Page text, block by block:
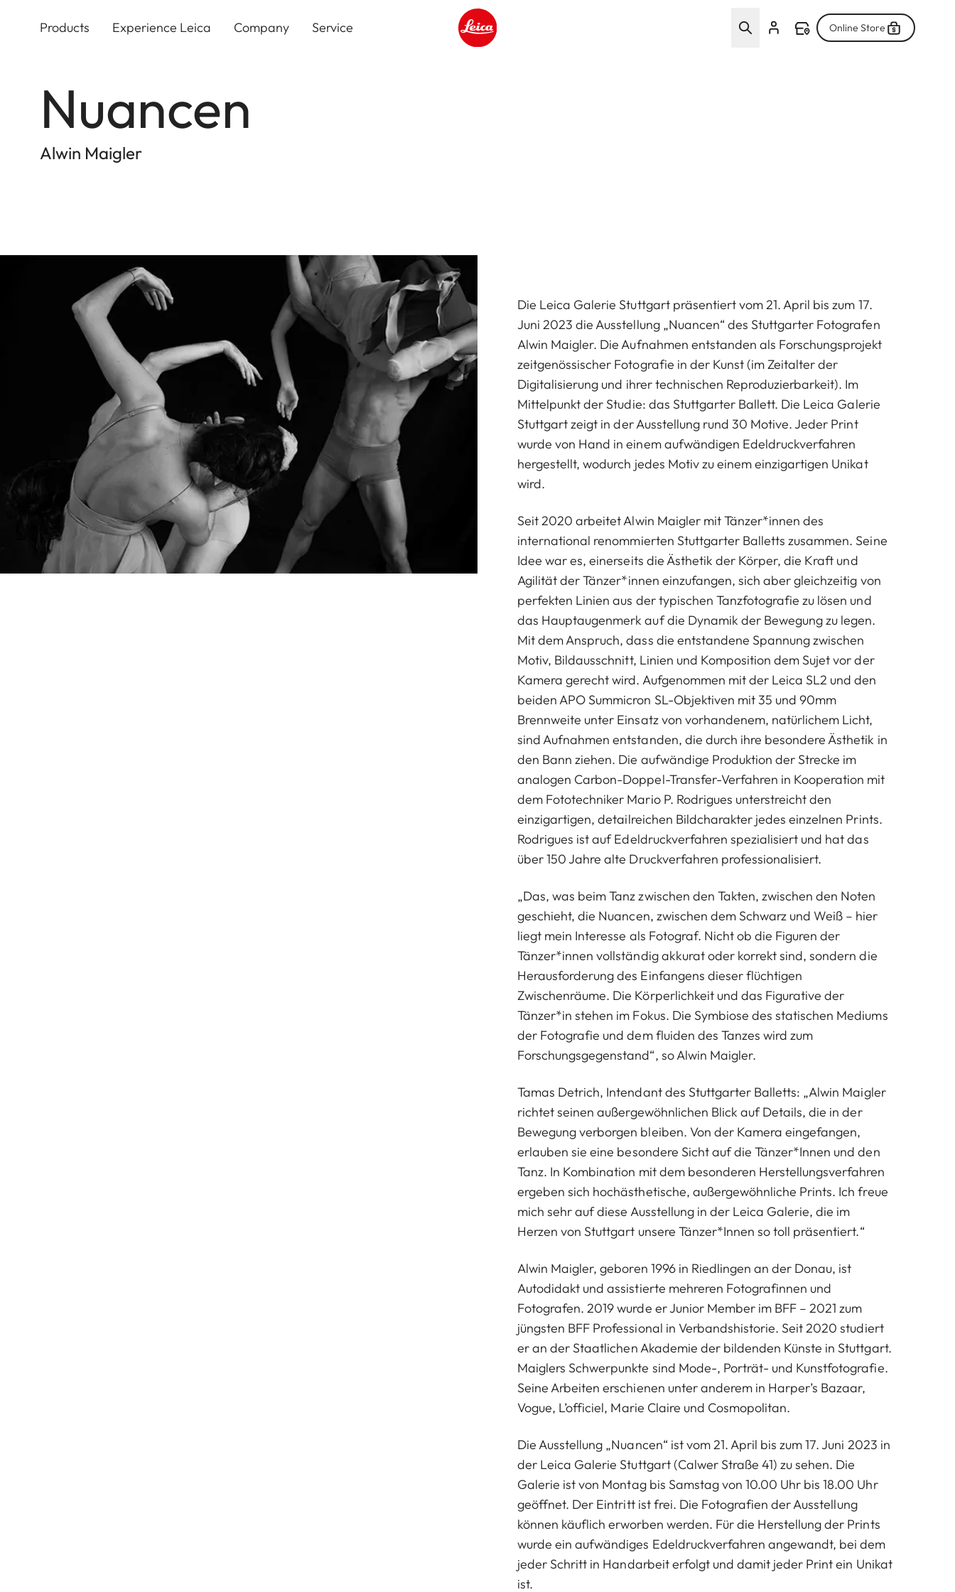
Products Experience Leica Company Service Online Store
Nuancen
Alwin Maigler
Die Leica Galerie Stuttgart präsentiert vom 21. April bis zum 17.
Juni 2023 die Ausstellung „Nuancen“ des Stuttgarter Fotografen
Alwin Maigler. Die Aufnahmen entstanden als Forschungsprojekt
zeitgenössischer Fotografie in der Kunst (im Zeitalter der
Digitalisierung und ihrer technischen Reproduzierbarkeit). Im
Mittelpunkt der Studie: das Stuttgarter Ballett. Die Leica Galerie
Stuttgart zeigt in der Ausstellung rund 30 Motive. Jeder Print
wurde von Hand in einem aufwändigen Edeldruckverfahren
hergestellt, wodurch jedes Motiv zu einem einzigartigen Unikat
wird.
Seit 2020 arbeitet Alwin Maigler mit Tänzer*innen des
international renommierten Stuttgarter Balletts zusammen. Seine
Idee war es, einerseits die Ästhetik der Körper, die Kraft und
Agilität der Tänzer*innen einzufangen, sich aber gleichzeitig von
perfekten Linien aus der typischen Tanzfotografie zu lösen und
das Hauptaugenmerk auf die Dynamik der Bewegung zu legen.
Mit dem Anspruch, dass die entstandene Spannung zwischen
Motiv, Bildausschnitt, Linien und Komposition dem Sujet vor der
Kamera gerecht wird. Aufgenommen mit der Leica SL2 und den
beiden APO Summicron SL-Objektiven mit 35 und 90mm
Brennweite unter Einsatz von vorhandenem, natürlichem Licht,
sind Aufnahmen entstanden, die durch ihre besondere Ästhetik in
den Bann ziehen. Die aufwändige Produktion der Strecke im
analogen Carbon-Doppel-Transfer-Verfahren in Kooperation mit
dem Fototechniker Mario P. Rodrigues unterstreicht den
einzigartigen, detailreichen Bildcharakter jedes einzelnen Prints.
Rodrigues ist auf Edeldruckverfahren spezialisiert und hat das
über 150 Jahre alte Druckverfahren professionalisiert.
„Das, was beim Tanz zwischen den Takten, zwischen den Noten
geschieht, die Nuancen, zwischen dem Schwarz und Weiß – hier
liegt mein Interesse als Fotograf. Nicht ob die Figuren der
Tänzer*innen vollständig akkurat oder korrekt sind, sondern die
Herausforderung des Einfangens dieser flüchtigen
Zwischenräume. Die Körperlichkeit und das Figurative der
Tänzer*in stehen im Fokus. Die Symbiose des statischen Mediums
der Fotografie und dem fluiden des Tanzes wird zum
Forschungsgegenstand“, so Alwin Maigler.
Tamas Detrich, Intendant des Stuttgarter Balletts: „Alwin Maigler
richtet seinen außergewöhnlichen Blick auf Details, die in der
Bewegung verborgen bleiben. Von der Kamera eingefangen,
erlauben sie eine besondere Sicht auf die Tänzer*Innen und den
Tanz. In Kombination mit dem besonderen Herstellungsverfahren
ergeben sich hochästhetische, außergewöhnliche Prints. Ich freue
mich sehr auf diese Ausstellung in der Leica Galerie, die im
Herzen von Stuttgart unsere Tänzer*Innen so toll präsentiert.“
Alwin Maigler, geboren 1996 in Riedlingen an der Donau, ist
Autodidakt und assistierte mehreren Fotografinnen und
Fotografen. 2019 wurde er Junior Member im BFF – 2021 zum
jüngsten BFF Professional in Verbandshistorie. Seit 2020 studiert
er an der Staatlichen Akademie der bildenden Künste in Stuttgart.
Maiglers Schwerpunkte sind Mode-, Porträt- und Kunstfotografie.
Seine Arbeiten erschienen unter anderem in Harper’s Bazaar,
Vogue, L’officiel, Marie Claire und Cosmopolitan.
Die Ausstellung „Nuancen“ ist vom 21. April bis zum 17. Juni 2023 in
der Leica Galerie Stuttgart (Calwer Straße 41) zu sehen. Die
Galerie ist von Montag bis Samstag von 10.00 Uhr bis 18.00 Uhr
geöffnet. Der Eintritt ist frei. Die Fotografien der Ausstellung
können käuflich erworben werden. Für die Herstellung der Prints
wurde ein aufwändiges Edeldruckverfahren angewandt, bei dem
jeder Schritt in Handarbeit erfolgt und damit jeder Print ein Unikat
ist.